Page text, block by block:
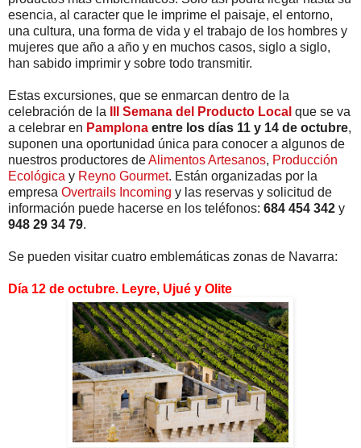
esencia, al caracter que le imprime el paisaje, el entorno,
una cultura, una forma de vida y el trabajo de los hombres y
mujeres que año a año y en muchos casos, siglo a siglo,
han sabido imprimir y sobre todo transmitir.
Estas excursiones, que se enmarcan dentro de la
celebración de la
III Semana del Producto Local que se va
a celebrar en Pamplona entre los días 11 y 14 de octubre,
suponen una oportunidad única para conocer a algunos de
nuestros productores deAlimentos Artesanos, Producción
Ecológica y Reyno Gourmet. Están organizadas por la
empresa Overtrails Incoming y las reservas y solicitud de
información puede hacerse en los teléfonos: 684 454 342 y
948 29 34 79.
Se pueden visitar cuatro emblemáticas zonas de Navarra:
Día 12 de octubre. Leyre, Ujué y Olite